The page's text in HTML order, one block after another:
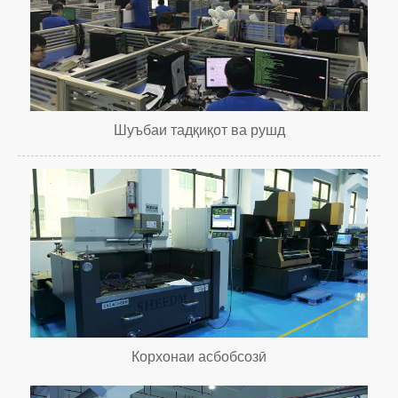
Шуъбаи тадқиқот ва рушд
Корхонаи асбобсозӣ